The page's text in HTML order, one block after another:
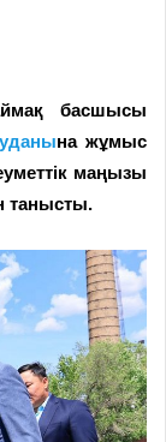
басшысы
на жұмыс
маңызы
танысты.